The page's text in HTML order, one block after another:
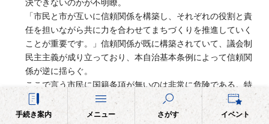
決できないのかが不明瞭。
「市民と市が互いに信頼関係を構築し、それぞれの役割と責
任を担いながら共に力を合わせてまちづくりを推進していく
ことが重要です。」信頼関係が既に構築されていて、議会制
民主主義が成り立っており、本自治基本条例によって信頼関
係が逆に揺らぐ。
ここで言う市民に国籍条項が無いのは非常に危険である。特
に、国籍条項が明言されていない条文は外国人が参加可能で
あり、これは事実上の外国人参政権である。外国籍の人は地
手続き案内 メニュー さがす イベント